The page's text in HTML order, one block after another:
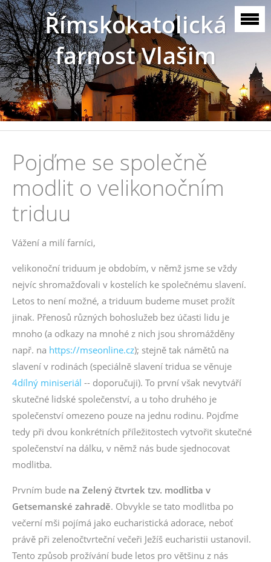
Římskokatolická
farnost Vlašim
Pojďme se společně
modlit o velikonočním
triduu
Vážení a milí farníci,
velikonoční triduum je obdobím, v němž jsme se vždy
nejvíc shromažďovali v kostelích ke společnému slavení.
Letos to není možné, a triduum budeme muset prožít
jinak. Přenosů různých bohoslužeb bez účasti lidu je
mnoho (a odkazy na mnohé z nich jsou shromážděny
např. na https://mseonline.cz); stejně tak námětů na
slavení v rodinách (speciálně slavení tridua se věnuje
4dílný miniseriál -- doporučuji). To první však nevytváří
skutečné lidské společenství, a u toho druhého je
společenství omezeno pouze na jednu rodinu. Pojďme
tedy při dvou konkrétních příležitostech vytvořit skutečné
společenství na dálku, v němž nás bude sjednocovat
modlitba.
Prvním bude na Zelený čtvrtek tzv. modlitba v
Getsemanské zahradě. Obvykle se tato modlitba po
večerní mši pojímá jako eucharistická adorace, neboť
právě při zelenočtvrteční večeři Ježíš eucharistii ustanovil.
Tento způsob prožívání bude letos pro většinu z nás